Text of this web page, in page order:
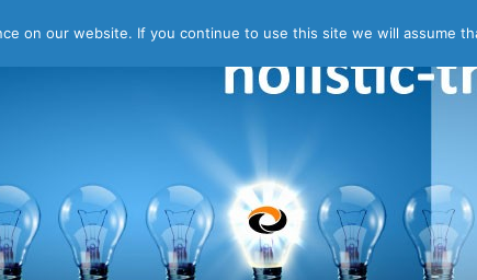
on our website. If you continue to use this site we will assume